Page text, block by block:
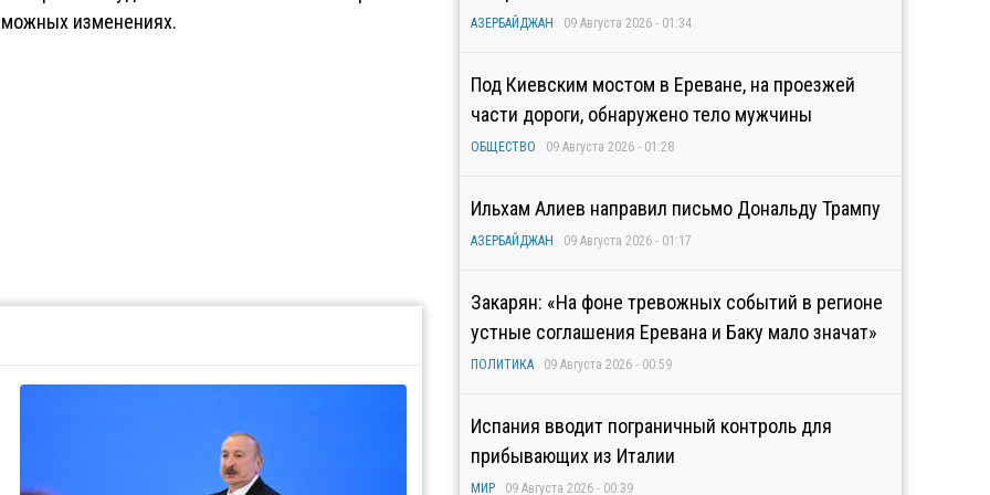
изменениях.
АЗЕРБАЙДЖАН 09 Августа 2026 - 01:34
Под Киевским мостом в Ереване, на проезжей
части дороги, обнаружено тело мужчины
ОБЩЕСТВО 09 Августа 2026 - 01:28
Ильхам Алиев направил письмо Дональду Трампу
АЗЕРБАЙДЖАН 09 Августа 2026 - 01:17
Закарян: «На фоне тревожных событий в регионе
устные соглашения Еревана и Баку мало значат»
ПОЛИТИКА 09 Августа 2026 - 00:59
Испания вводит пограничный контроль для
прибывающих из Италии
МИР 09 Августа 2026 - 00:39